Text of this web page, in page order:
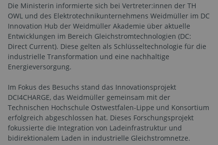
Die Ministerin informierte sich bei Vertreter:innen der TH
OWL und des Elektrotechnikunternehmens Weidmüller im DC
Innovation Hub der Weidmüller Akademie über aktuelle
Entwicklungen im Bereich Gleichstromtechnologien (DC:
Direct Current). Diese gelten als Schlüsseltechnologie für die
industrielle Transformation und eine nachhaltige
Energieversorgung.
Im Fokus des Besuchs stand das Innovationsprojekt
DCI4CHARGE, das Weidmüller gemeinsam mit der
Technischen Hochschule Ostwestfalen-Lippe und Konsortium
erfolgreich abgeschlossen hat. Dieses Forschungsprojekt
fokussierte die Integration von Ladeinfrastruktur und
bidirektionalem Laden in industrielle Gleichstromnetze.